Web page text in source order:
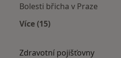
Bolesti břicha v Praze
Více (15)
Zdravotní pojišťovny